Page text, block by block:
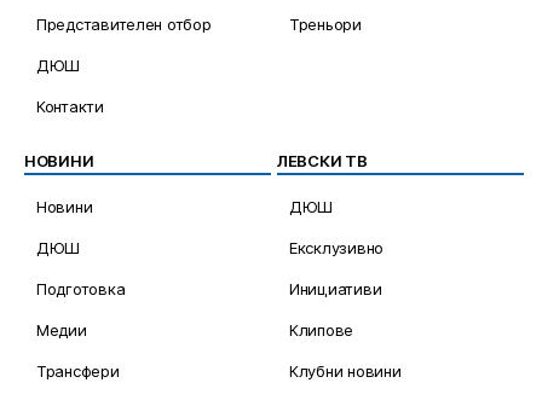
Представителен отбор
ДЮШ
Контакти
Треньори
НОВИНИ
Новини
ДЮШ
Подготовка
Медии
Трансфери
ЛЕВСКИ ТВ
ДЮШ
Ексклузивно
Инициативи
Клипове
Клубни новини